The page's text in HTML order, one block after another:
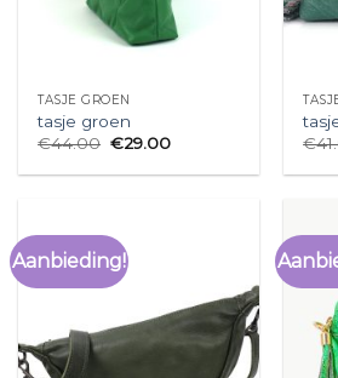
TASJE GROEN
tasje groen
€44.00 €29.00
€
Aanbieding!